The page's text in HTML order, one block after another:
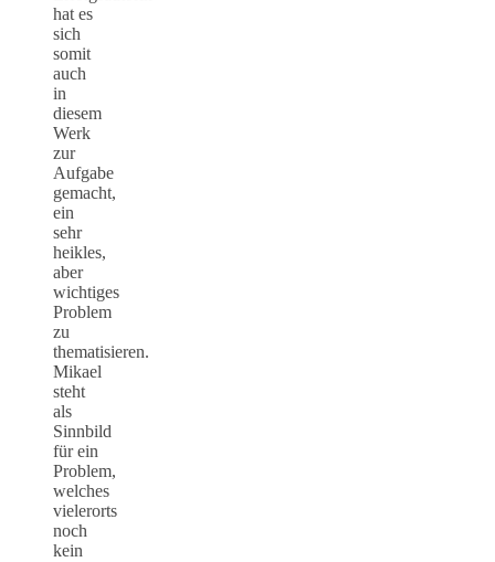
hat es
sich
somit
auch
in
diesem
Werk
zur
Aufgabe
gemacht,
ein
sehr
heikles,
aber
wichtiges
Problem
zu
thematisieren.
Mikael
steht
als
Sinnbild
für ein
Problem,
welches
vielerorts
noch
kein